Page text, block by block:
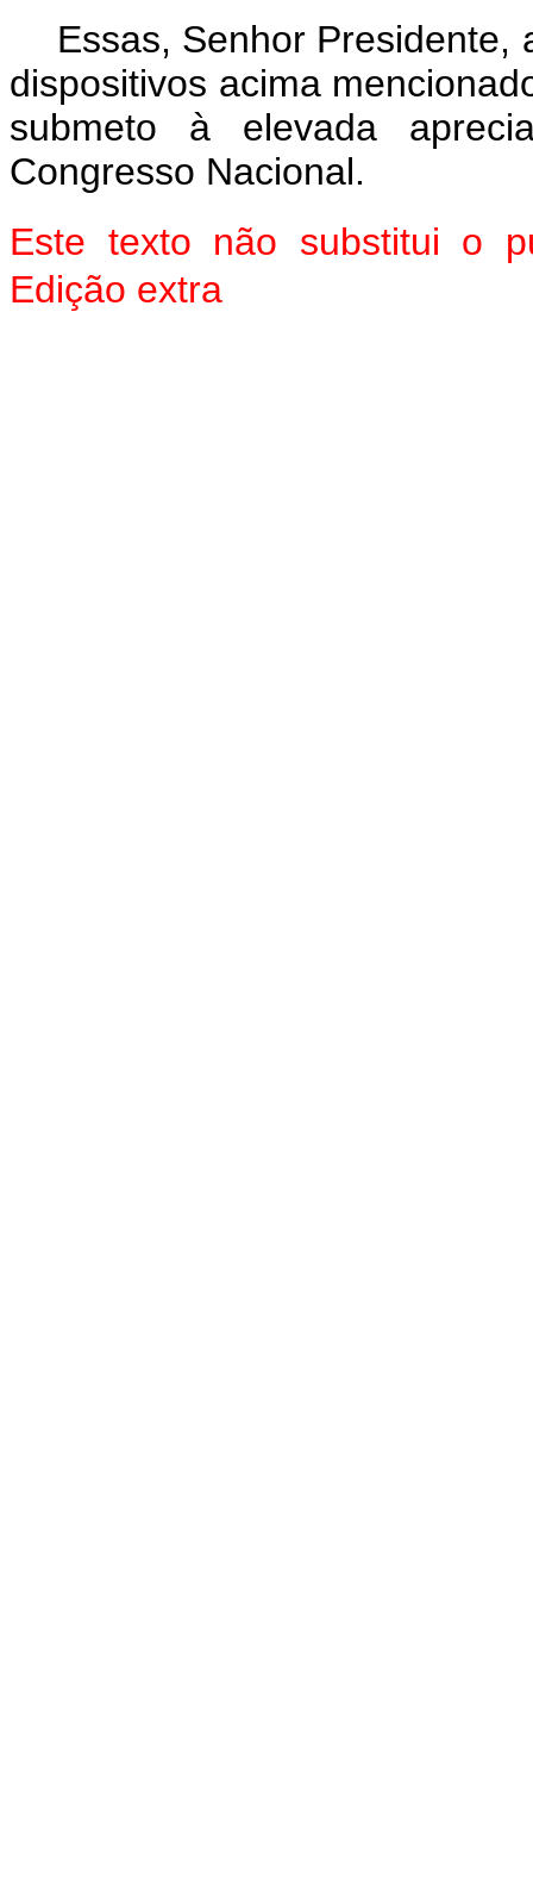
Essas, Senhor Presidente,
dispositivos acima
submeto à elevada
Congresso Nacional.
Este texto não substitui o
Edição extra